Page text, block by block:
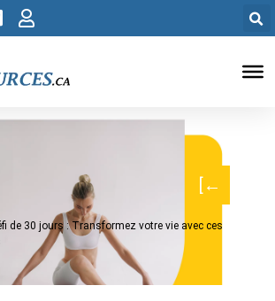
[←
de 30 jours : Transformez votre vie avec ces